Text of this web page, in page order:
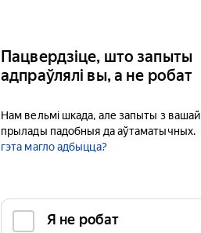
Пацвердзіце, што запыты
адпраўлялі вы, а не робат
Нам вельмі шкада, але запыты з вашай
прылады падобныя да аўтаматычных.
гэта магло адбыцца?
Я не робат